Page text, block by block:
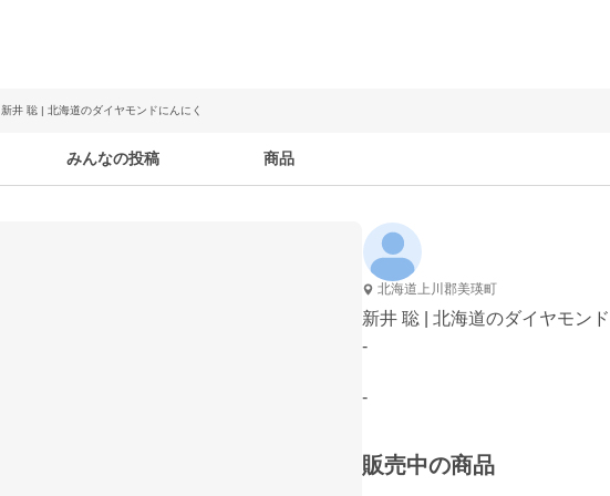
新井 聡 | 北海道のダイヤモンドにんにく
みんなの投稿 商品
北海道上川郡美瑛町
新井 聡 | 北海道のダイヤモンド
-
-
販売中の商品